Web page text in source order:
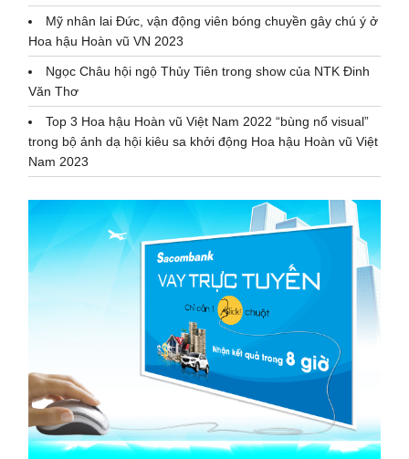
Mỹ nhân lai Đức, vận động viên bóng chuyền gây chú ý ở
Hoa hậu Hoàn vũ VN 2023
Ngọc Châu hội ngộ Thủy Tiên trong show của NTK Đinh
Văn Thơ
Top 3 Hoa hậu Hoàn vũ Việt Nam 2022 “bùng nổ visual”
trong bộ ảnh dạ hội kiêu sa khởi động Hoa hậu Hoàn vũ Việt
Nam 2023